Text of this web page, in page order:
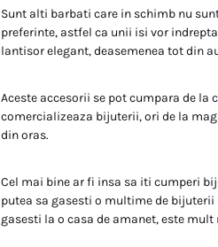
Sunt alti barbati care in schimb nu
preferinte, astfel ca unii isi vor
lantisor elegant, deasemenea tot din
Aceste accesorii se pot cumpara de la
comercializeaza bijuterii, ori de la
din oras.
Cel mai bine ar fi insa sa iti cumperi
putea sa gasesti o multime de
gasesti la o casa de amanet, este